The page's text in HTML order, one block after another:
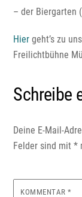
– der Biergarten
Hier geht’s zu
Freilichtbühne
Schreibe
Deine E-Mail-
Felder sind mit*
KOMMENTAR *